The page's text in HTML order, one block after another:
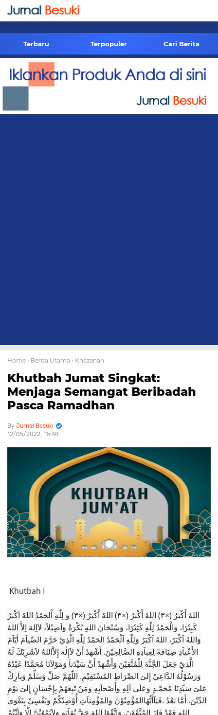
-->
Terbaru Terpopuler Cari Berita
Home › Berita Utama › Khazanah
Khutbah Jumat Singkat:
Menjaga Semangat Beribadah
Pasca Ramadhan
Jurnal Besuki
12/05/2022 15:48
Khutbah I
اللهُ أَكْبَرُ (×٣) اللهُ أَكْبَرُ (×٣) اللهُ أَكْبَرُ (×٣) وَ لِلّٰهِ اْلحَمْدُ اللهُ اَكْبَرُ
كَبِيْرًا، وَالْحَمْدُ لِلّٰهِ كَثِيْرًا، وَسُبْحَانَ اللهِ بُكْرَةً وَاَصِيْلاً، لاَاِلهَ اِلاَّ اللهُ
وَاللهُ اَكْبَرُ، اللهُ اَكْبَرُ وَلِلّٰهِ اَلْحَمْدُ الحَمْدُ لِلّٰهِ الَّذِيْ حَرَّمَ الصِّياَمَ أَيّاَمَ
الأَعْياَدِ ضِيَافَةً لِعِباَدِهِ الصَّالِحِيْنَ. أَشْهَدُ أَنْ لاَإِلٰهَ إِلاَّاللهُ لاَشَرِيْكَ لَهُ
الَّذِيْ جَعَلَ الجَّنَّةَ لِلْمُتَّقِيْنَ وَأَشْهَدُ أَنَّ سَيِّدَناَ وَمَوْلاَنَا مُحَمَّدًا عَبْدُهُ
وَرَسُوْلُهُ الدَّاعِيْ إِلىَ الصِّرَاطِ المُسْتَقِيْمِ. اللّٰهُمَّ صَلِّ وَسَلِّمْ وَباَرِكْ
عَلىَ سَيِّدِنَا مُحَمَّـدٍ وَعَلَى آلِهِ وَأَصْحاَبِهِ وَمَنْ تَبِعَهُمْ بِإِحْسَانٍ إِلىَ يَوْمِ
الدِّيْنَ. أَمَّا بَعْدُ .فَيَآأَيُّهَاالمُؤْمِنُوْنَ وَالمُؤْمِناَتِ أُوْصِيْكُمْ وَنَفْسِيْ بِتَقْوَى
اللهِ فَقَدْ فَازَ المُتَّقُوْنَ. وَاتَّقُوْا اللهَ حَقَّ تُقاَتِهِ وَلاَتَمُوْتُنَّ إِلَّا وَأَنْتُمْ